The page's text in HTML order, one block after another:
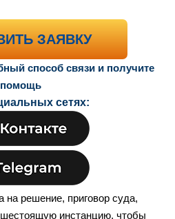
ЗАЯВКУ
способ связи и получите
помощь
сетях:
решение, приговор суда,
инстанцию, чтобы